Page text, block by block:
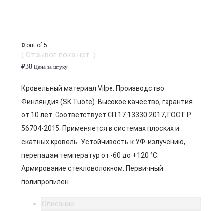
0 out of 5
( Отзывов пока нет. )
₽38 Цена за штуку
Кровельный материал Vilpe. Производство
Финляндия (SK Tuote). Высокое качество, гарантия
от 10 лет. Соответствует СП 17.13330.2017, ГОСТ Р
56704-2015. Применяется в системах плоских и
скатных кровель. Устойчивость к УФ-излучению,
перепадам температур от -60 до +120 °C.
Армирование стекловолокном. Первичный
полипропилен.
Описание